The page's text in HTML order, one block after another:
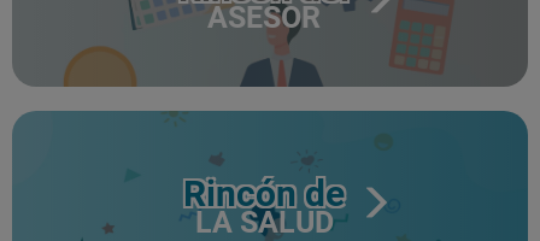
ASESOR
Rincón de
LA SALUD